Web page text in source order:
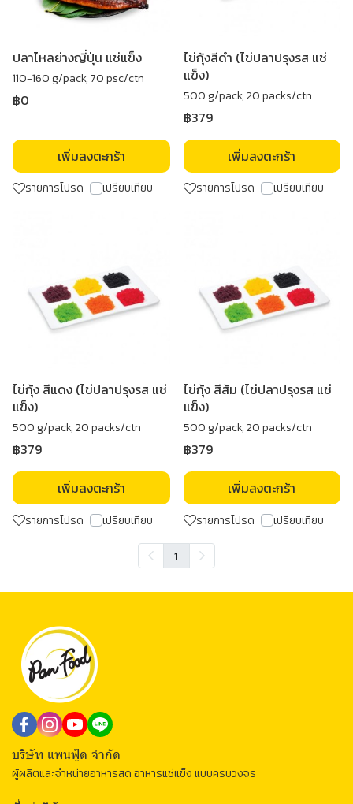
ปลาไหลย่างญี่ปุ่น แช่แข็ง
110-160 g/pack, 70 psc/ctn
฿0
เพิ่มลงตะกร้า
รายการโปรด เปรียบเทียบ
ไข่กุ้งสีดำ (ไข่ปลาปรุงรส แช่
แข็ง)
500 g/pack, 20 packs/ctn
฿379
เพิ่มลงตะกร้า
รายการโปรด เปรียบเทียบ
ไข่กุ้ง สีแดง (ไข่ปลาปรุงรส แช่
แข็ง)
500 g/pack, 20 packs/ctn
฿379
เพิ่มลงตะกร้า
รายการโปรด เปรียบเทียบ
ไข่กุ้ง สีส้ม (ไข่ปลาปรุงรส แช่
แข็ง)
500 g/pack, 20 packs/ctn
฿379
เพิ่มลงตะกร้า
รายการโปรด เปรียบเทียบ
1
บริษัท แพนฟู้ด จำกัด
ผู้ผลิตและจำหน่ายอาหารสด อาหารแช่แข็ง แบบครบวงจร